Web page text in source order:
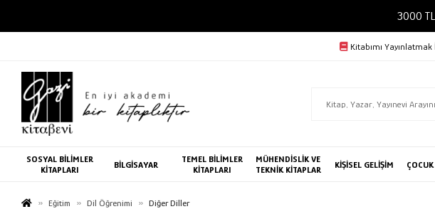
3000
Kitabımı Yayınlatmak
SOSYAL BİLİMLER
KİTAPLARI
BİLGİSAYAR
TEMEL BİLİMLER
KİTAPLARI
MÜHENDİSLİK VE
TEKNİK KİTAPLAR
KİŞİSEL GELİŞİM
Eğitim Dil Öğrenimi Diğer Diller